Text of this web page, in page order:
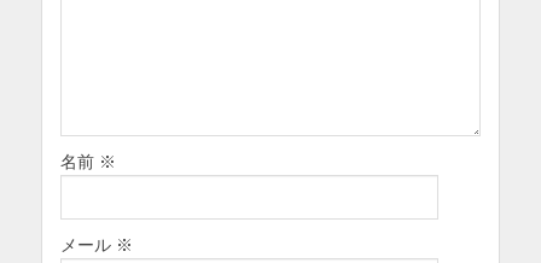
名前 ※
メール ※